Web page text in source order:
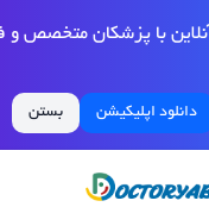
با پزشکان متخصص
دانلود اپلیکیشن بستن